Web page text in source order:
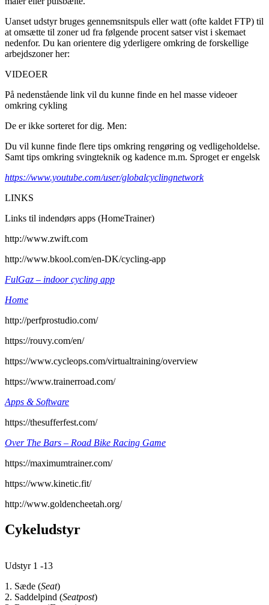
Uanset udstyr bruges gennemsnitspuls eller watt (ofte kaldet FTP) til
at omsætte til zoner ud fra følgende procent satser vist i skemaet
nedenfor. Du kan orientere dig yderligere omkring de forskellige
arbejdszoner her:
VIDEOER
På nedenstående link vil du kunne finde en hel masse videoer
omkring cykling
De er ikke sorteret for dig. Men:
Du vil kunne finde flere tips omkring rengøring og vedligeholdelse.
Samt tips omkring svingteknik og kadence m.m. Sproget er engelsk
https://www.youtube.com/user/globalcyclingnetwork
LINKS
Links til indendørs apps (HomeTrainer)
http://www.zwift.com
http://www.bkool.com/en-DK/cycling-app
FulGaz – indoor cycling app
Home
http://perfprostudio.com/
https://rouvy.com/en/
https://www.cycleops.com/virtualtraining/overview
https://www.trainerroad.com/
Apps & Software
https://thesufferfest.com/
Over The Bars – Road Bike Racing Game
https://maximumtrainer.com/
https://www.kinetic.fit/
http://www.goldencheetah.org/
Cykeludstyr
Udstyr 1 -13
1. Sæde (Seat)
2. Saddelpind (Seatpost)